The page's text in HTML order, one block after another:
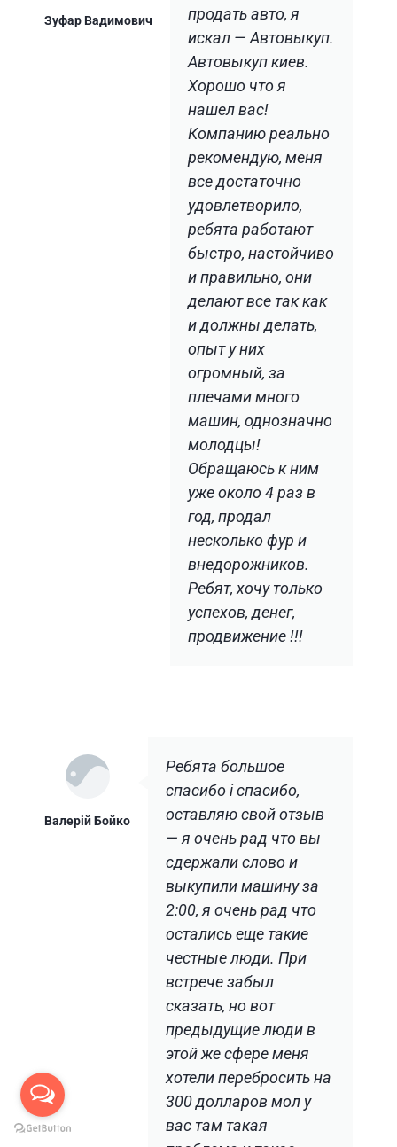
продать авто, я
искал — Автовыкуп.
Автовыкуп киев.
Хорошо что я
нашел вас!
Компанию реально
рекомендую, меня
все достаточно
удовлетворило,
ребята работают
быстро, настойчиво
и правильно, они
делают все так как
и должны делать,
опыт у них
огромный, за
плечами много
машин, однозначно
молодцы!
Обращаюсь к ним
уже около 4 раз в
год, продал
несколько фур и
внедорожников.
Ребят, хочу только
успехов, денег,
продвижение !!!
Зуфар Вадимович
Ребята большое
спасибо i спасибо,
оставляю свой отзыв
— я очень рад что вы
сдержали слово и
выкупили машину за
2:00, я очень рад что
остались еще такие
честные люди. При
встрече забыл
сказать, но вот
предыдущие люди в
этой же сфере меня
хотели перебросить на
300 долларов мол у
вас там такая
Валерiй Бойко